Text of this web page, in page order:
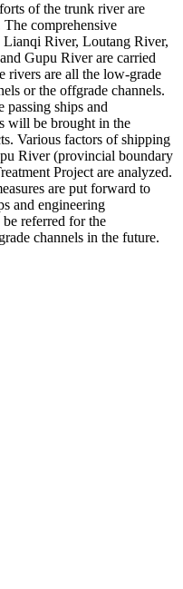
of the trunk river are
comprehensive
River, Loutang River,
Gupu River are carried
rivers are all the low-grade
or the offgrade channels.
passing ships and
will be brought in the
Various factors of shipping
River (provincial boundary
Project are analyzed.
are put forward to
and engineering
referred for the
channels in the future.